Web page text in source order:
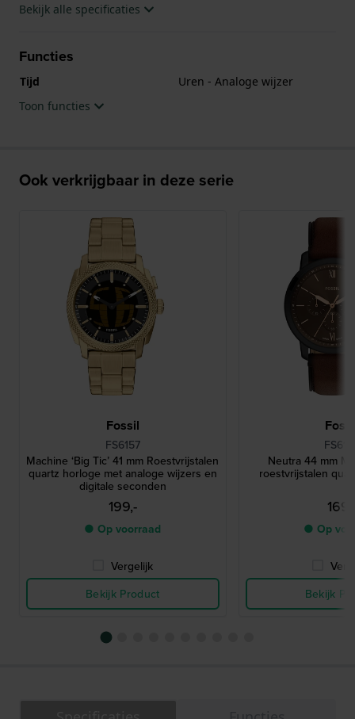
Bekijk alle specificaties
Functies
Tijd
Uren - Analoge wijzer
Toon functies
Ook verkrijgbaar in deze serie
Fossil
FS6157
Machine ‘Big Ticʼ 41 mm Roestvrijstalen
quartz horloge met analoge wijzers en
digitale seconden
199,-
● Op voorraad
Vergelijk
Bekijk Product
Neutra 44 mm
roestvrijstalen
● Op
Bekijk